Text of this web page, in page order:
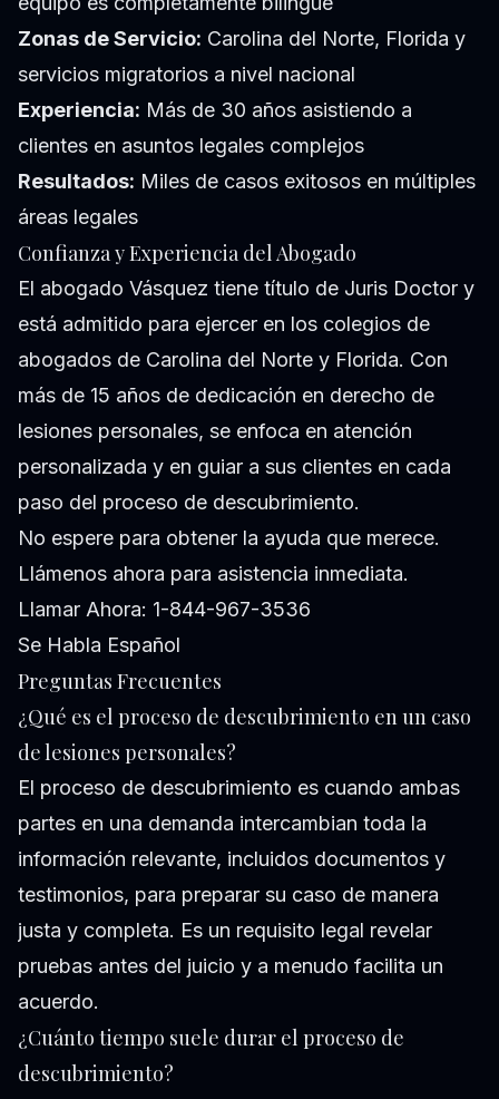
Zonas de Servicio: Carolina del Norte, Florida y
servicios migratorios a nivel nacional
Experiencia: Más de 30 años asistiendo a
clientes en asuntos legales complejos
Resultados: Miles de casos exitosos en múltiples
áreas legales
Confianza y Experiencia del Abogado
El abogado Vásquez tiene título de Juris Doctor y
está admitido para ejercer en los colegios de
abogados de Carolina del Norte y Florida. Con
más de 15 años de dedicación en derecho de
lesiones personales, se enfoca en atención
personalizada y en guiar a sus clientes en cada
paso del proceso de descubrimiento.
No espere para obtener la ayuda que merece.
Llámenos ahora para asistencia inmediata.
Llamar Ahora: 1-844-967-3536
Se Habla Español
Preguntas Frecuentes
¿Qué es el proceso de descubrimiento en un caso
de lesiones personales?
El proceso de descubrimiento es cuando ambas
partes en una demanda intercambian toda la
información relevante, incluidos documentos y
testimonios, para preparar su caso de manera
justa y completa. Es un requisito legal revelar
pruebas antes del juicio y a menudo facilita un
acuerdo.
¿Cuánto tiempo suele durar el proceso de
descubrimiento?